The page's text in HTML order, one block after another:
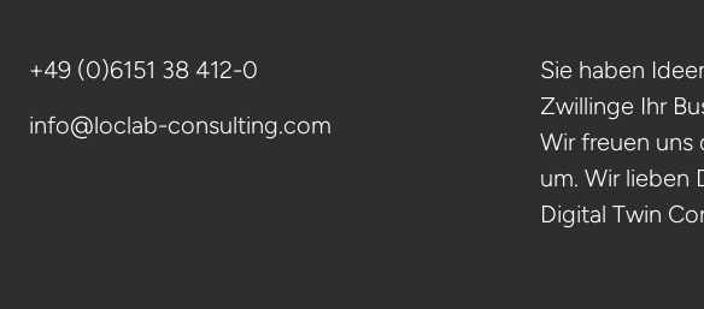
+49 (0)6151 38 412-0
info@loclab-consulting.com
Sie haben
Zwillinge Ihr
Wir freuen uns
um. Wir lieben
Digital Twin